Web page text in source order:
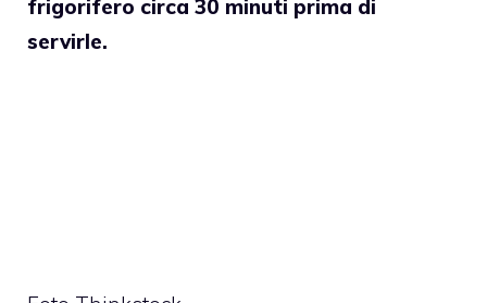
frigorifero circa 30 minuti prima di
servirle.